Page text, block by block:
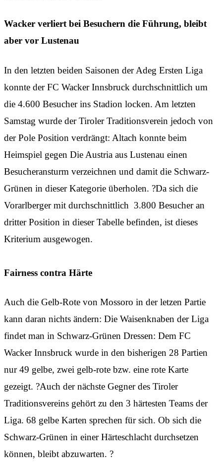
Wacker verliert bei Besuchern die Führung, bleibt
aber vor Lustenau
In den letzten beiden Saisonen der Adeg Ersten Liga
konnte der FC Wacker Innsbruck durchschnittlich um
die 4.600 Besucher ins Stadion locken. Am letzten
Samstag wurde der Tiroler Traditionsverein jedoch von
der Pole Position verdrängt: Altach konnte beim
Heimspiel gegen Die Austria aus Lustenau einen
Besucheransturm verzeichnen und damit die Schwarz-
Grünen in dieser Kategorie überholen. ?Da sich die
Vorarlberger mit durchschnittlich 3.800 Besucher an
dritter Position in dieser Tabelle befinden, ist dieses
Kriterium ausgewogen.
Fairness contra Härte
Auch die Gelb-Rote von Mossoro in der letzen Partie
kann daran nichts ändern: Die Waisenknaben der Liga
findet man in Schwarz-Grünen Dressen: Dem FC
Wacker Innsbruck wurde in den bisherigen 28 Partien
nur 49 gelbe, zwei gelb-rote bzw. eine rote Karte
gezeigt. ?Auch der nächste Gegner des Tiroler
Traditionsvereins gehört zu den 3 härtesten Teams der
Liga. 68 gelbe Karten sprechen für sich. Ob sich die
Schwarz-Grünen in einer Härteschlacht durchsetzen
können, bleibt abzuwarten. ?